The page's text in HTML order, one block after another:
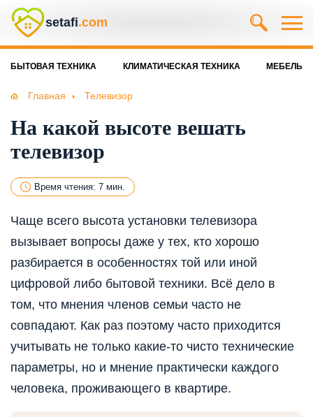
setafi.com
БЫТОВАЯ ТЕХНИКА КЛИМАТИЧЕСКАЯ ТЕХНИКА МЕБЕЛЬ
Главная Телевизор
На какой высоте вешать
телевизор
Время чтения: 7 мин.
Чаще всего высота установки телевизора
вызывает вопросы даже у тех, кто хорошо
разбирается в особенностях той или иной
цифровой либо бытовой техники. Всё дело в
том, что мнения членов семьи часто не
совпадают. Как раз поэтому часто приходится
учитывать не только какие-то чисто технические
параметры, но и мнение практически каждого
человека, проживающего в квартире.